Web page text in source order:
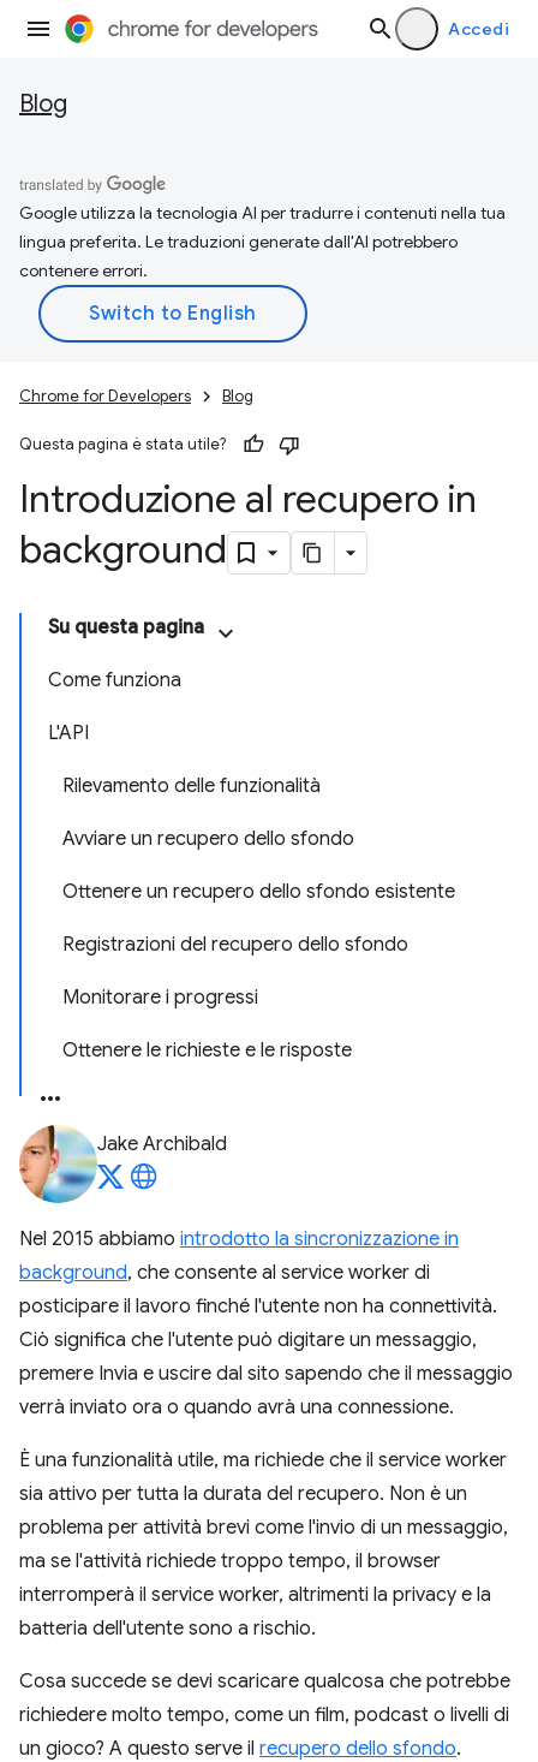
Accedi
Blog
Google utilizza la tecnologia AI per tradurre i contenuti nella tua
lingua preferita. Le traduzioni generate dall'AI potrebbero
contenere errori.
Chrome for Developers Blog
Questa pagina è stata utile?
Introduzione al recupero in
background
Su questa pagina
Come funziona
L'API
Rilevamento delle funzionalità
Avviare un recupero dello sfondo
Ottenere un recupero dello sfondo esistente
Registrazioni del recupero dello sfondo
Monitorare i progressi
Ottenere le richieste e le risposte
Jake Archibald
Nel 2015 abbiamo introdotto la sincronizzazione in
background, che consente al service worker di
posticipare il lavoro finché l'utente non ha connettività.
Ciò significa che l'utente può digitare un messaggio,
premere Invia e uscire dal sito sapendo che il messaggio
verrà inviato ora o quando avrà una connessione.
È una funzionalità utile, ma richiede che il service worker
sia attivo per tutta la durata del recupero. Non è un
problema per attività brevi come l'invio di un messaggio,
ma se l'attività richiede troppo tempo, il browser
interromperà il service worker, altrimenti la privacy e la
batteria dell'utente sono a rischio.
Cosa succede se devi scaricare qualcosa che potrebbe
richiedere molto tempo, come un film, podcast o livelli di
un gioco? A questo serve il recupero dello sfondo.